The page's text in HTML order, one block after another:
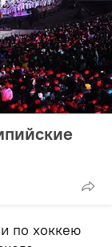
по хоккею